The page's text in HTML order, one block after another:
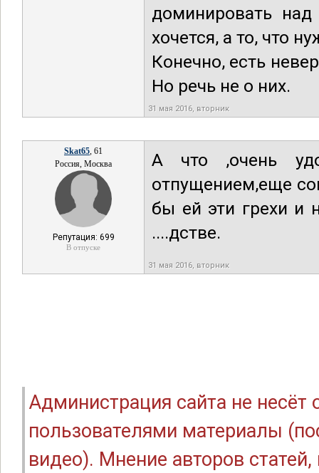
доминировать
хочется, а то, что
Конечно, есть
Но речь не о них.
31 мая 2016, вторник
Skat65, 61
Россия, Москва
Репутация: 699
В отпуске
А что ,очень
отпущением,еще
бы ей эти грехи и
....дстве.
31 мая 2016, вторник
Администрация сайта не
пользователями материалы
видео). Мнение авторов